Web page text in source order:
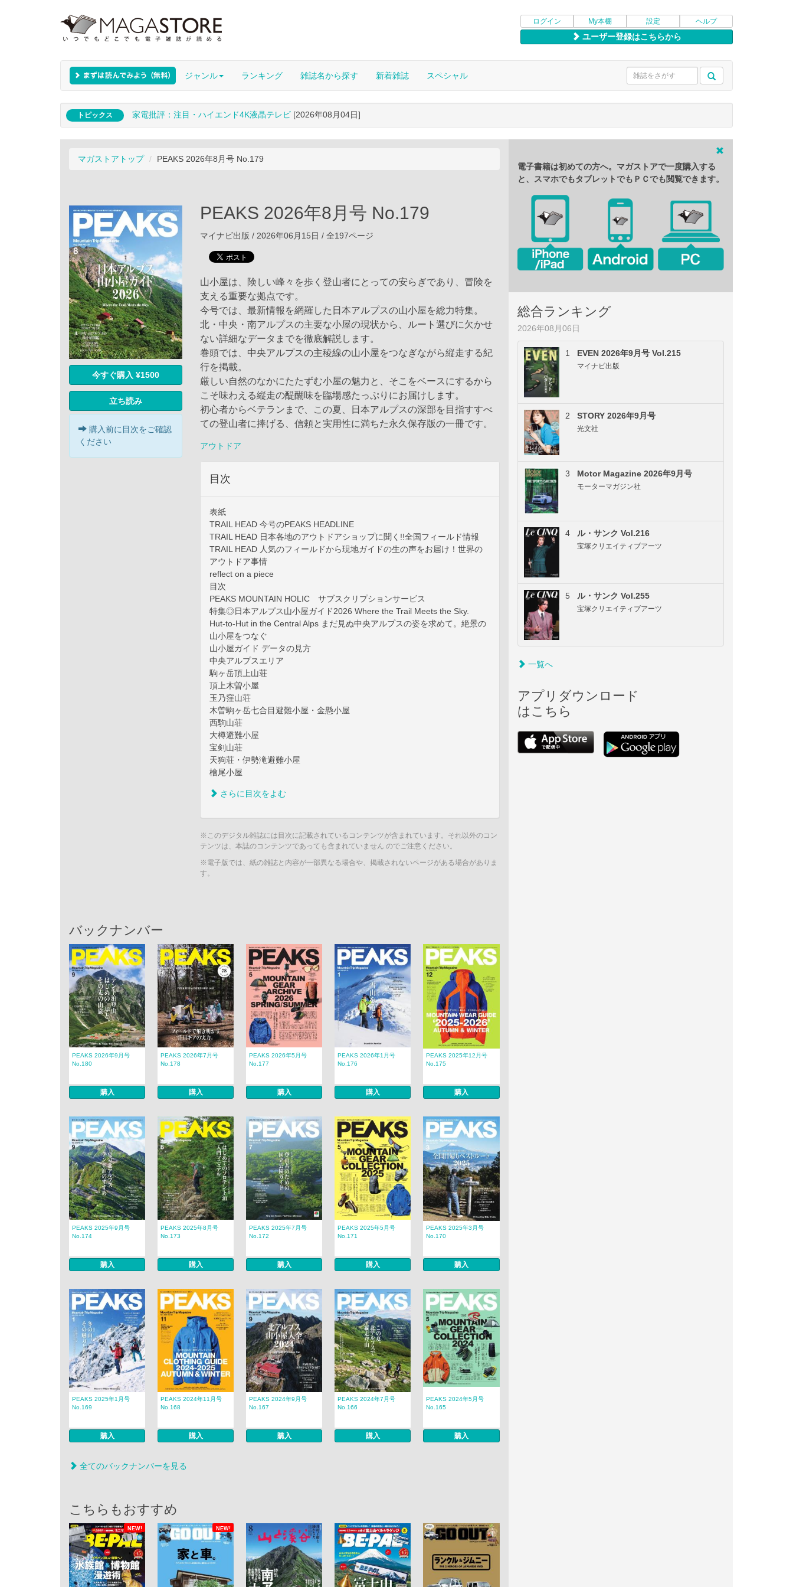
ログイン My本棚 設定 ヘルプ
ユーザー登録はこちらから
ジャンル ランキング 雑誌名から探す 新着雑誌 スペシャル
トピックス 家電批評：注目・ハイエンド4K液晶テレビ [2026年08月04日]
マガストアトップ PEAKS 2026年8月号 No.179
今すぐ購入 ¥1500
立ち読み
購入前に目次をご確認
ください
PEAKS 2026年8月号 No.179
マイナビ出版 / 2026年06月15日 / 全197ページ
山小屋は、険しい峰々を歩く登山者にとっての安らぎであり、冒険を
支える重要な拠点です。
今号では、最新情報を網羅した日本アルプスの山小屋を総力特集。
北・中央・南アルプスの主要な小屋の現状から、ルート選びに欠かせ
ない詳細なデータまでを徹底解説します。
巻頭では、中央アルプスの主稜線の山小屋をつなぎながら縦走する紀
行を掲載。
厳しい自然のなかにたたずむ小屋の魅力と、そこをベースにするから
こそ味わえる縦走の醍醐味を臨場感たっぷりにお届けします。
初心者からベテランまで、この夏、日本アルプスの深部を目指すすべ
ての登山者に捧げる、信頼と実用性に満ちた永久保存版の一冊です。
アウトドア
目次
表紙
TRAIL HEAD 今号のPEAKS HEADLINE
TRAIL HEAD 日本各地のアウトドアショップに聞く!!全国フィールド情報
TRAIL HEAD 人気のフィールドから現地ガイドの生の声をお届け！世界の
アウトドア事情
reflect on a piece
目次
PEAKS MOUNTAIN HOLIC サブスクリプションサービス
特集◎日本アルプス山小屋ガイド2026 Where the Trail Meets the Sky.
Hut-to-Hut in the Central Alps まだ見ぬ中央アルプスの姿を求めて。絶景の
山小屋をつなぐ
山小屋ガイド データの見方
中央アルプスエリア
駒ヶ岳頂上山荘
頂上木曽小屋
玉乃窪山荘
木曽駒ヶ岳七合目避難小屋・金懸小屋
西駒山荘
大樽避難小屋
宝剣山荘
天狗荘・伊勢滝避難小屋
檜尾小屋
さらに目次をよむ
※このデジタル雑誌には目次に記載されているコンテンツが含まれています。それ以外のコン
テンツは、本誌のコンテンツであっても含まれていません のでご注意ください。
※電子版では、紙の雑誌と内容が一部異なる場合や、掲載されないページがある場合がありま
す。
バックナンバー
PEAKS 2026年9月号
No.180
購入
PEAKS 2026年7月号
No.178
購入
PEAKS 2026年5月号
No.177
購入
PEAKS 2026年1月号
No.176
購入
PEAKS 2025年12月号
No.175
購入
PEAKS 2025年9月号
No.174
購入
PEAKS 2025年8月号
No.173
購入
PEAKS 2025年7月号
No.172
購入
PEAKS 2025年5月号
No.171
購入
PEAKS 2025年3月号
No.170
購入
PEAKS 2025年1月号
No.169
購入
PEAKS 2024年11月号
No.168
購入
PEAKS 2024年9月号
No.167
購入
PEAKS 2024年7月号
No.166
購入
PEAKS 2024年5月号
No.165
購入
全てのバックナンバーを見る
こちらもおすすめ
NEW! NEW!
電子書籍は初めての方へ。マガストアで一度購入する
と、スマホでもタブレットでもＰＣでも閲覧できます。
総合ランキング
2026年08月06日
1 EVEN 2026年9月号 Vol.215
マイナビ出版
2 STORY 2026年9月号
光文社
3 Motor Magazine 2026年9月号
モーターマガジン社
4 ル・サンク Vol.216
宝塚クリエイティブアーツ
5 ル・サンク Vol.255
宝塚クリエイティブアーツ
一覧へ
アプリダウンロード
はこちら